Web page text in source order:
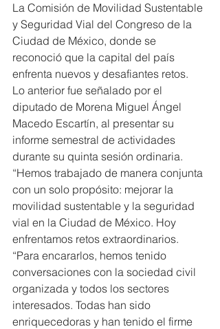
La Comisión de Movilidad Sustentable
y Seguridad Vial del Congreso de la
Ciudad de México, donde se
reconoció que la capital del país
enfrenta nuevos y desafiantes retos.
Lo anterior fue señalado por el
diputado de Morena Miguel Ángel
Macedo Escartín, al presentar su
informe semestral de actividades
durante su quinta sesión ordinaria.
“Hemos trabajado de manera conjunta
con un solo propósito: mejorar la
movilidad sustentable y la seguridad
vial en la Ciudad de México. Hoy
enfrentamos retos extraordinarios.
“Para encararlos, hemos tenido
conversaciones con la sociedad civil
organizada y todos los sectores
interesados. Todas han sido
enriquecedoras y han tenido el firme